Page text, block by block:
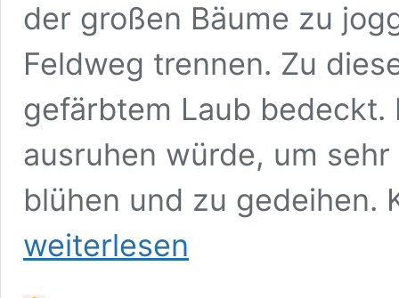
der großen Bäume zu
Feldweg trennen. Zu
gefärbtem Laub bedeckt.
ausruhen würde, um
blühen und zu gedeihen.
weiterlesen